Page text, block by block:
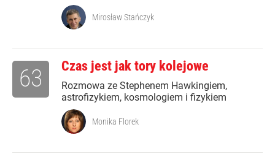
Mirosław Stańczyk
Czas jest jak tory kolejowe
Rozmowa ze Stephenem Hawkingiem,
astrofizykiem, kosmologiem i fizykiem
63
Monika Florek